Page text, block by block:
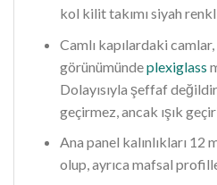
kol kilit takımı siyah
Camlı kapılardaki
görünümündeplexiglass
Dolayısıyla şeffaf
geçirmez, ancak ışık
Ana panel kalınlıkları
olup, ayrıca mafsal